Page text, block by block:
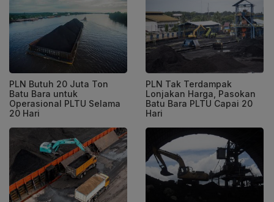
PLN Butuh 20 Juta Ton
Batu Bara untuk
Operasional PLTU Selama
20 Hari
PLN Tak Terdampak
Lonjakan Harga, Pasokan
Batu Bara PLTU Capai 20
Hari